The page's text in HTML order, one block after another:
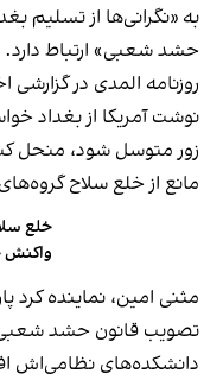
به «نگرانی‌ها از تسلیم
حشد شعبی» ارتباط دارد.
روزنامه المدی در
نوشت آمریکا از بغداد
زور متوسل شود، منحل
مانع از خلع سلاح
خلع
واکنش
مثنی امین، نماینده کرد
دانشکده‌های نظامی‌اش